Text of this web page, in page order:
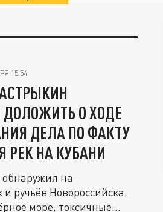
15:54
ДОЛОЖИТЬ О ХОДЕ
ДЕЛА ПО ФАКТУ
РЕК НА КУБАНИ
на
и ручьёв Новороссийска,
море, токсичные...